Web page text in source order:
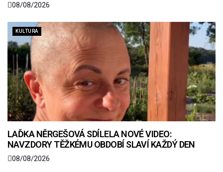
08/08/2026
KULTURA
LAĎKA NĚRGEŠOVÁ SDÍLELA NOVÉ VIDEO:
NAVZDORY TĚŽKÉMU OBDOBÍ SLAVÍ KAŽDÝ DEN
08/08/2026